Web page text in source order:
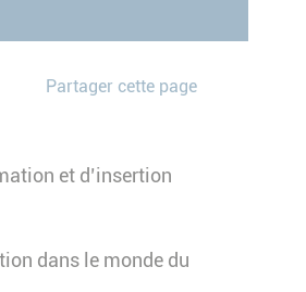
Partager cette page
et d’insertion
dans le monde du